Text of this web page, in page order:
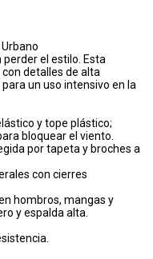
el estilo. Esta
detalles de alta
un uso intensivo en la
y tope plástico;
bloquear el viento.
por tapeta y broches a
con cierres
hombros, mangas y
y espalda alta.